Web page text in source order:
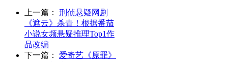
上一篇：
刑侦悬疑网剧
《遮云》杀青！根据番茄
小说女频悬疑推理Top1作
品改编
下一篇：
爱奇艺《原罪》